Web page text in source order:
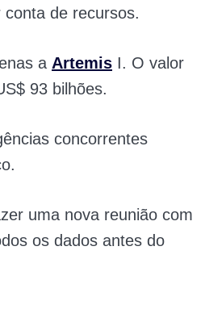
de recursos.
a Artemis I. O valor
93 bilhões.
concorrentes
uma nova reunião com
os dados antes do